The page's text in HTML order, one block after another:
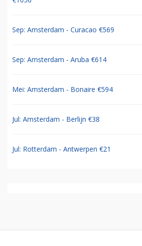
Sep: Amsterdam - Curacao €569
Sep: Amsterdam - Aruba €614
Mei: Amsterdam - Bonaire €594
Jul: Amsterdam - Berlijn €38
Jul: Rotterdam - Antwerpen €21